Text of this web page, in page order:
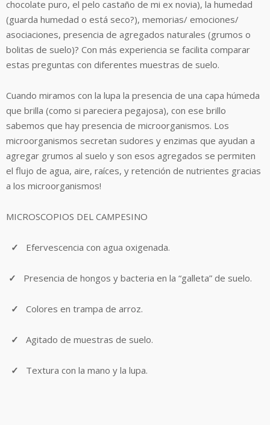
chocolate puro, el pelo castaño de mi ex novia), la humedad
(guarda humedad o está seco?), memorias/ emociones/
asociaciones, presencia de agregados naturales (grumos o
bolitas de suelo)? Con más experiencia se facilita comparar
estas preguntas con diferentes muestras de suelo.
Cuando miramos con la lupa la presencia de una capa húmeda
que brilla (como si pareciera pegajosa), con ese brillo
sabemos que hay presencia de microorganismos. Los
microorganismos secretan sudores y enzimas que ayudan a
agregar grumos al suelo y son esos agregados se permiten
el flujo de agua, aire, raíces, y retención de nutrientes gracias
a los microorganismos!
MICROSCOPIOS DEL CAMPESINO
✓ Efervescencia con agua oxigenada.
✓ Presencia de hongos y bacteria en la “galleta” de suelo.
✓ Colores en trampa de arroz.
✓ Agitado de muestras de suelo.
✓ Textura con la mano y la lupa.